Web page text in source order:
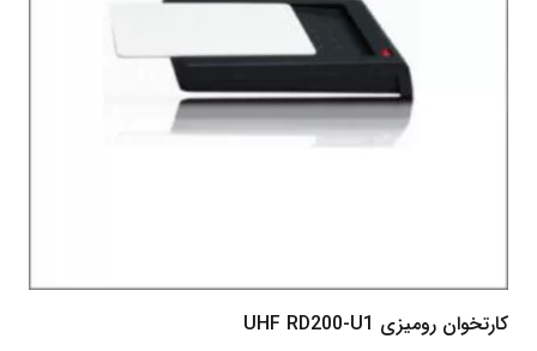
کارتخوان رومیزی UHF RD200-U1